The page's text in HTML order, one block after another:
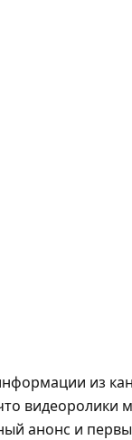
из
видеоролики
анонс и